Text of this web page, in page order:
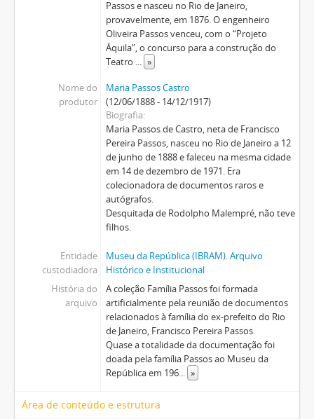
Passos e nasceu no Rio de Janeiro,
provavelmente, em 1876. O engenheiro
Oliveira Passos venceu, com o “Projeto
Áquila”, o concurso para a construção do
Teatro ... »
Nome do
produtor
Maria Passos Castro
(12/06/1888 - 14/12/1917)
Biografia
Maria Passos de Castro, neta de Francisco
Pereira Passos, nasceu no Rio de Janeiro a 12
de junho de 1888 e faleceu na mesma cidade
em 14 de dezembro de 1971. Era
colecionadora de documentos raros e
autógrafos.
Desquitada de Rodolpho Malempré, não teve
filhos.
Entidade
custodiadora
Museu da República (IBRAM). Arquivo
Histórico e Institucional
História do
arquivo
A coleção Família Passos foi formada
artificialmente pela reunião de documentos
relacionados à família do ex-prefeito do Rio
de Janeiro, Francisco Pereira Passos.
Quase a totalidade da documentação foi
doada pela família Passos ao Museu da
República em 196... »
Área de conteúdo e estrutura